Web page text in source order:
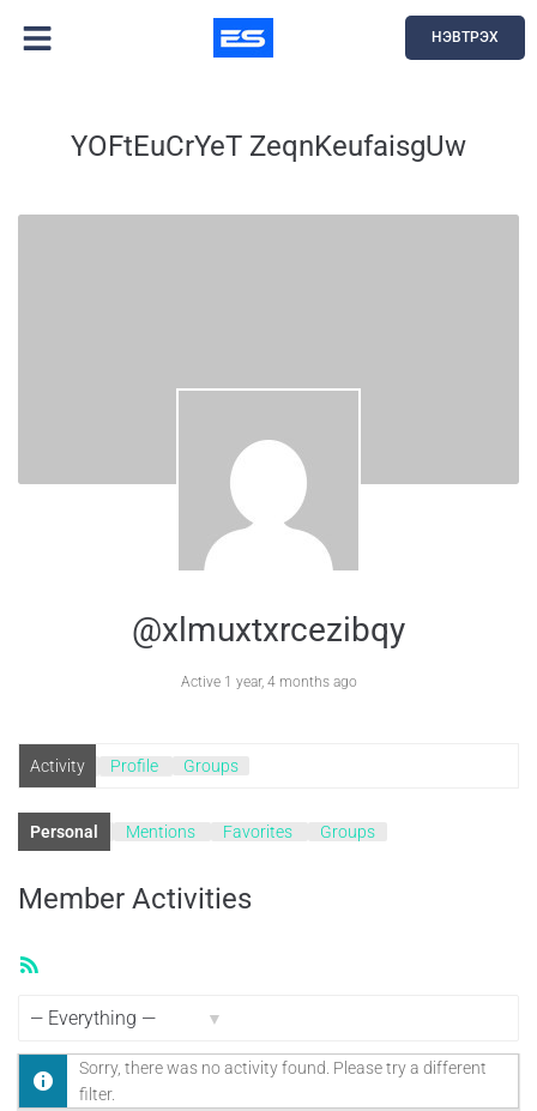
НЭВТРЭХ
YOFtEuCrYeT ZeqnKeufaisgUw
@xlmuxtxrcezibqy
Active 1 year, 4 months ago
Activity Profile Groups
Personal Mentions Favorites Groups
Member Activities
Sorry, there was no activity found. Please try a different
filter.